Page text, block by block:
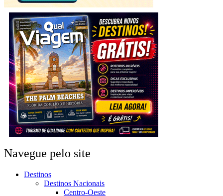
Navegue pelo site
Destinos
Destinos Nacionais
Centro-Oeste